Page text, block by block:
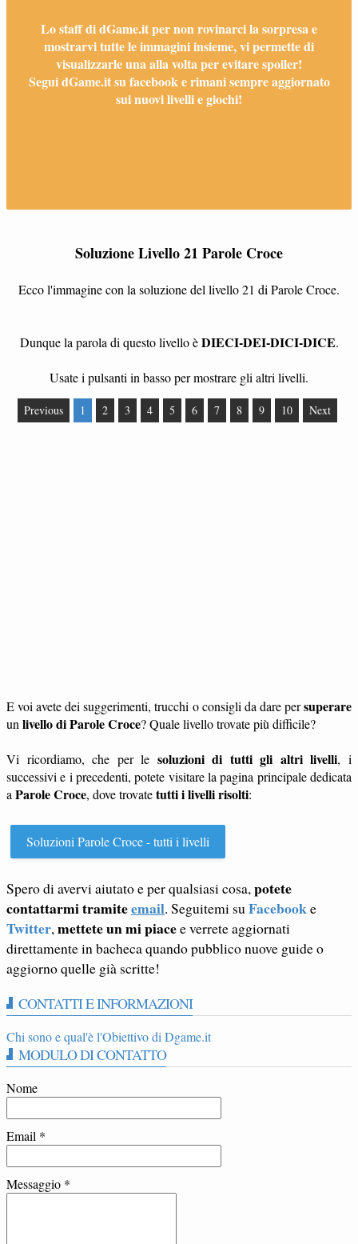
Lo staff di dGame.it per non rovinarci la sorpresa e
mostrarvi tutte le immagini insieme, vi permette di
visualizzarle una alla volta per evitare spoiler!
Segui dGame.it su facebook e rimani sempre aggiornato
sui nuovi livelli e giochi!
Soluzione Livello 21 Parole Croce
Ecco l'immagine con la soluzione del livello 21 di Parole Croce.
Dunque la parola di questo livello èDIECI-DEI-DICI-DICE.
Usate i pulsanti in basso per mostrare gli altri livelli.
Previous 1 2 3 4 5 6 7 8 9 10 Next
E voi avete dei suggerimenti, trucchi o consigli da dare persuperare
un livello di Parole Croce? Quale livello trovate più difficile?
Vi ricordiamo, che per le soluzioni di tutti gli altri livelli, i
successivi e i precedenti, potete visitare la pagina principale dedicata
a Parole Croce, dove trovatetutti i livelli risolti:
Soluzioni Parole Croce - tutti i livelli
Spero di avervi aiutato e per qualsiasi cosa,potete
contattarmi tramiteemail. Seguitemi suFacebooke
Twitter,mettete un mi piacee verrete aggiornati
direttamente in bacheca quando pubblico nuove guide o
aggiorno quelle già scritte!
CONTATTI E INFORMAZIONI
Chi sono e qual'è l'Obiettivo di Dgame.it
MODULO DI CONTATTO
Nome
Email *
Messaggio *